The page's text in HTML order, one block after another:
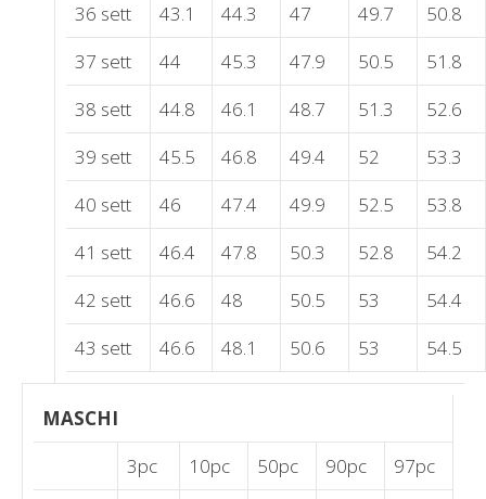
36 sett
43.1 44.3 47 49.7
50.8
37 sett
44 45.3 47.9 50.5
51.8
38 sett
44.8 46.1 48.7 51.3
52.6
39 sett
45.5 46.8 49.4 52
53.3
40 sett
46 47.4 49.9 52.5
53.8
41 sett
46.4 47.8 50.3 52.8
54.2
42 sett
46.6 48 50.5 53
54.4
43 sett
46.6 48.1 50.6 53 54.5
MASCHI
3pc
10pc 50pc 90pc 97pc